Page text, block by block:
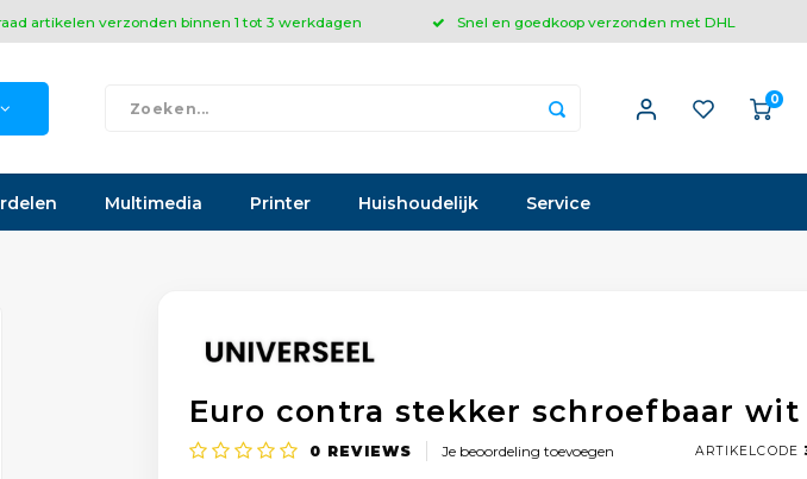
artikelen verzonden binnen 1 tot 3 werkdagen Snel en goedkoop verzonden met DHL
0
Multimedia Printer Huishoudelijk Service
Euro contra stekker schroefbaar wit
0 REVIEWS Je beoordeling toevoegen ARTIKELCODE